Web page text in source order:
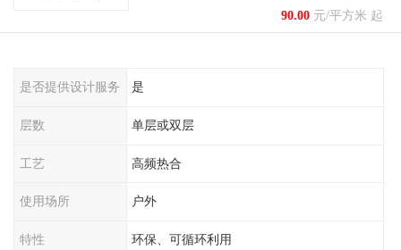
90.00元/平方米 起
是否提供设计服务 是
层数 单层或双层
工艺 高频热合
使用场所 户外
特性 环保、可循环利用